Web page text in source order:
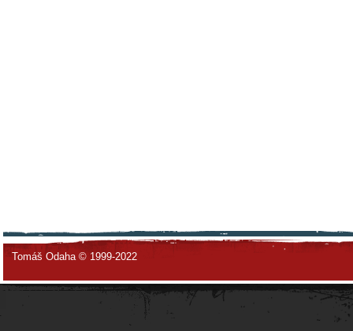
Tomáš Odaha © 1999-2022